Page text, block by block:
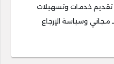
خدمات وتسهيلات
وسياسة الإرجاع